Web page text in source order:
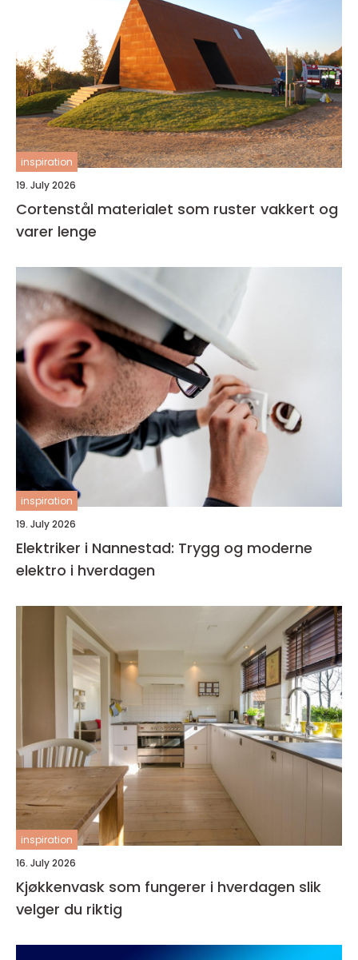
inspiration
19. July 2026
Cortenstål materialet som ruster vakkert og
varer lenge
inspiration
19. July 2026
Elektriker i Nannestad: Trygg og moderne
elektro i hverdagen
inspiration
16. July 2026
Kjøkkenvask som fungerer i hverdagen slik
velger du riktig